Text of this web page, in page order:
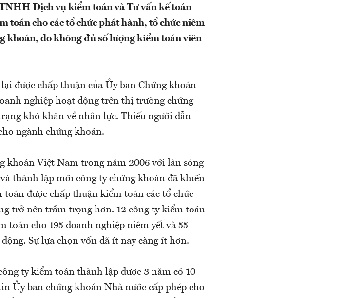
Dịch vụ kiểm toán và Tư vấn kế toán
toán cho các tổ chức phát hành, tổ chức niêm
khoán, do không đủ số lượng kiểm toán viên
được chấp thuận của Ủy ban Chứng khoán
nghiệp hoạt động trên thị trường chứng
khó khăn về nhân lực. Thiếu người dẫn
ngành chứng khoán.
khoán Việt Nam trong năm 2006 với làn sóng
thành lập mới công ty chứng khoán đã khiến
toán được chấp thuận kiểm toán các tổ chức
trở nên trầm trọng hơn. 12 công ty kiểm toán
toán cho 195 doanh nghiệp niêm yết và 55
Sự lựa chọn vốn đã ít nay càng ít hơn.
ty kiểm toán thành lập được 3 năm có 10
Ủy ban chứng khoán Nhà nước cấp phép cho